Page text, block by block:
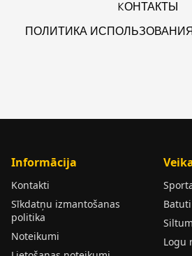
KОНТАКТЫ
ПОЛИТИКА ИСПОЛЬЗОВАНИЯ
Informācija
Kontakti
Sīkdatņu izmantošanas
politika
Noteikumi
Batuti
Logu